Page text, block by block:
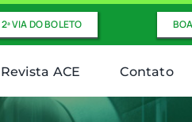
2ª VIA DO BOLETO
Revista ACE Contato